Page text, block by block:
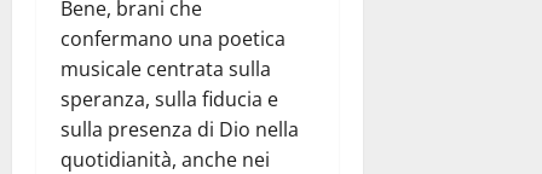
Bene, brani che
confermano una poetica
musicale centrata sulla
speranza, sulla fiducia e
sulla presenza di Dio nella
quotidianità, anche nei